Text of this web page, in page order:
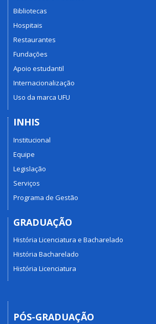
Bibliotecas
Hospitais
Restaurantes
Fundações
Apoio estudantil
Internacionalização
Uso da marca UFU
INHIS
Institucional
Equipe
Legislação
Serviços
Programa de Gestão
GRADUAÇÃO
História Licenciatura e Bacharelado
História Bacharelado
História Licenciatura
PÓS-GRADUAÇÃO